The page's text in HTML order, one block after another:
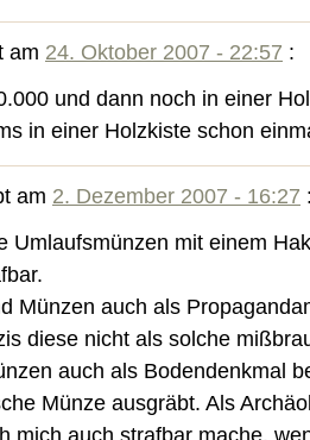
am 24. Oktober 2007 - 22:57 :
und dann noch in einer
in einer Holzkiste schon
am 2. Dezember 2007 - 16:27
Umlaufsmünzen mit einem
Münzen auch als
diese nicht als solche
auch als Bodendenkmal
Münze ausgräbt. Als
mich auch strafbar mache,